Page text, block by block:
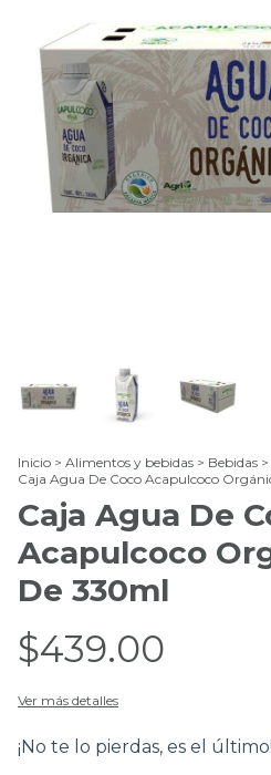
Inicio > Alimentos y bebidas > Bebidas >
Caja Agua De Coco Acapulcoco
Caja Agua De
Acapulcoco
De 330ml
$439.00
Ver más detalles
¡No te lo pierdas, es el último!